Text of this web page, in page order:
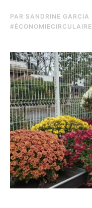
PAR SANDRINE GARCIA
#ÉCONOMIECIRCULAIRE